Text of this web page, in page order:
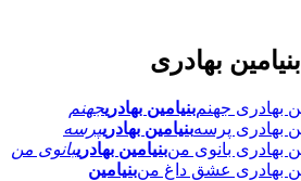
بنیامین بهادری
بنیامین بهادریجهنم
بنیامین بهادریپرسه
بنیامین بهادریبانوی من
بنیامین